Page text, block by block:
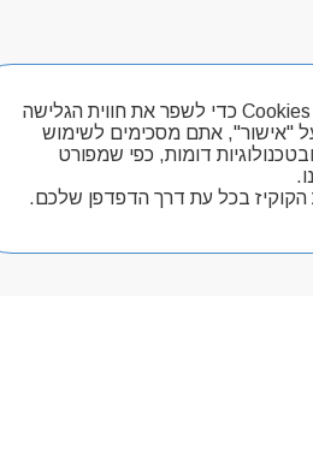
אנו משתמשים בקבצי Cookies כדי לשפר את חווית הגלישה
"אישור", אתם מסכימים לשימוש
שלנו בקבצי Cookies ובטכנולוגיות דומות, כפי שמפורט
הקוקיז בכל עת דרך הדפדפן שלכם.